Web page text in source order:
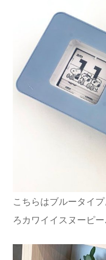
こちらはブルータイ
ろカワイイスヌーピー